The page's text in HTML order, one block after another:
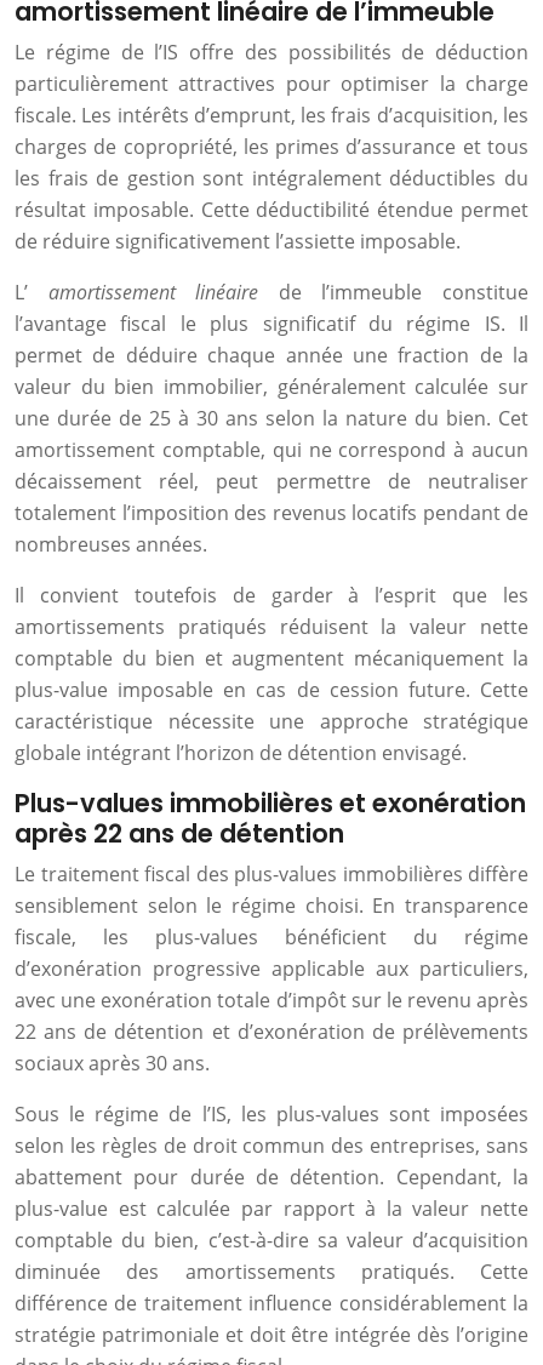
amortissement linéaire de l’immeuble
Le régime de l’IS offre des possibilités de déduction
particulièrement attractives pour optimiser la charge
fiscale. Les intérêts d’emprunt, les frais d’acquisition, les
charges de copropriété, les primes d’assurance et tous
les frais de gestion sont intégralement déductibles du
résultat imposable. Cette déductibilité étendue permet
de réduire significativement l’assiette imposable.
L’ amortissement linéaire de l’immeuble constitue
l’avantage fiscal le plus significatif du régime IS. Il
permet de déduire chaque année une fraction de la
valeur du bien immobilier, généralement calculée sur
une durée de 25 à 30 ans selon la nature du bien. Cet
amortissement comptable, qui ne correspond à aucun
décaissement réel, peut permettre de neutraliser
totalement l’imposition des revenus locatifs pendant de
nombreuses années.
Il convient toutefois de garder à l’esprit que les
amortissements pratiqués réduisent la valeur nette
comptable du bien et augmentent mécaniquement la
plus-value imposable en cas de cession future. Cette
caractéristique nécessite une approche stratégique
globale intégrant l’horizon de détention envisagé.
Plus-values immobilières et exonération
après 22 ans de détention
Le traitement fiscal des plus-values immobilières diffère
sensiblement selon le régime choisi. En transparence
fiscale, les plus-values bénéficient du régime
d’exonération progressive applicable aux particuliers,
avec une exonération totale d’impôt sur le revenu après
22 ans de détention et d’exonération de prélèvements
sociaux après 30 ans.
Sous le régime de l’IS, les plus-values sont imposées
selon les règles de droit commun des entreprises, sans
abattement pour durée de détention. Cependant, la
plus-value est calculée par rapport à la valeur nette
comptable du bien, c’est-à-dire sa valeur d’acquisition
diminuée des amortissements pratiqués. Cette
différence de traitement influence considérablement la
stratégie patrimoniale et doit être intégrée dès l’origine